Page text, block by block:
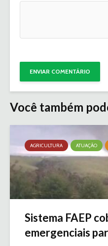
Você também
AGRICULTURA ATUAÇÃO
Sistema FAEP
emergenciais